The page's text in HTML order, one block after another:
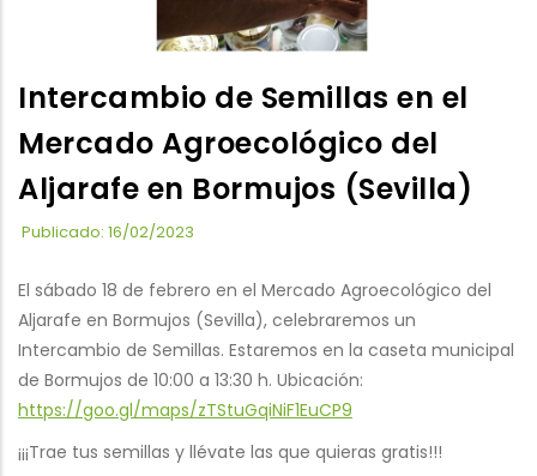
Intercambio de Semillas en el
Mercado Agroecológico del
Aljarafe en Bormujos (Sevilla)
Publicado: 16/02/2023
El sábado 18 de febrero en el Mercado Agroecológico del
Aljarafe en Bormujos (Sevilla), celebraremos un
Intercambio de Semillas. Estaremos en la caseta municipal
de Bormujos de 10:00 a 13:30 h. Ubicación:
https://goo.gl/maps/zTStuGqiNiF1EuCP9
¡¡¡Trae tus semillas y llévate las que quieras gratis!!!